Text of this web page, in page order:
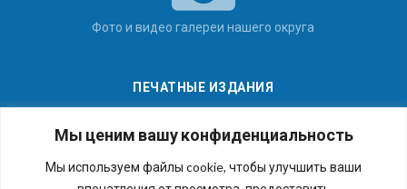
Мы ценим вашу конфиденциальность
Мы используем файлы cookie, чтобы улучшить ваши
Фото и видео галереи нашего округа
ПЕЧАТНЫЕ ИЗДАНИЯ